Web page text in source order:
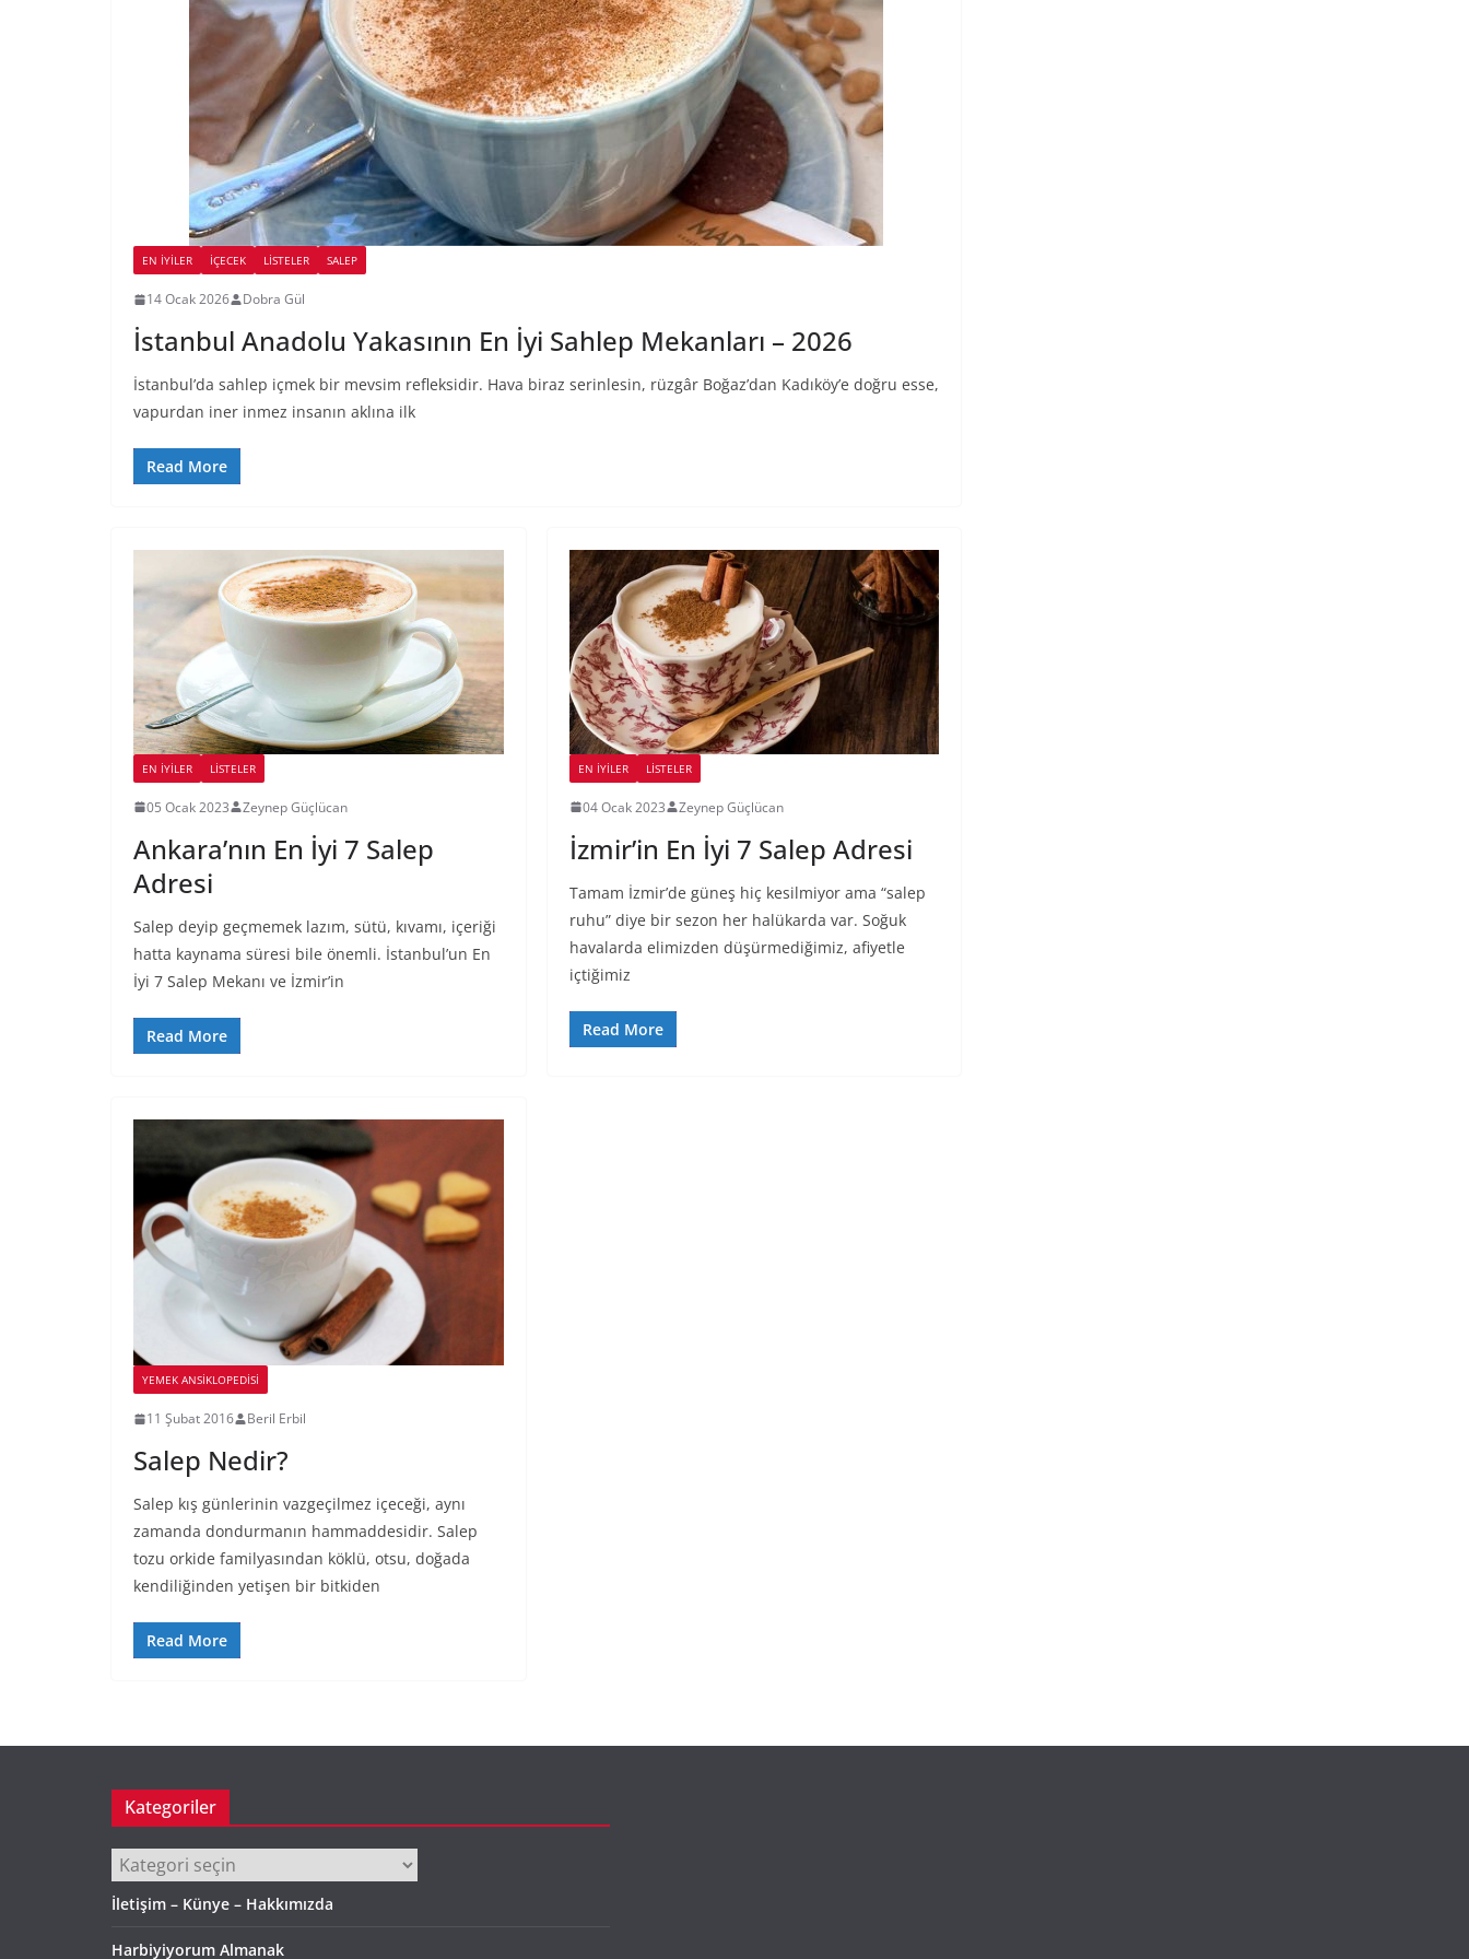
EN İYILER İÇECEK LİSTELER SALEP
14 Ocak 2026 Dobra Gül
İstanbul Anadolu Yakasının En İyi Sahlep Mekanları – 2026
İstanbul’da sahlep içmek bir mevsim refleksidir. Hava biraz serinlesin, rüzgâr Boğaz’dan Kadıköy’e doğru esse,
vapurdan iner inmez insanın aklına ilk
Read More
EN İYILER LİSTELER
05 Ocak 2023 Zeynep Güçlücan
Ankara’nın En İyi 7 Salep
Adresi
Salep deyip geçmemek lazım, sütü, kıvamı, içeriği
hatta kaynama süresi bile önemli. İstanbul’un En
İyi 7 Salep Mekanı ve İzmir’in
Read More
EN İYILER LİSTELER
04 Ocak 2023 Zeynep Güçlücan
İzmir’in En İyi 7 Salep Adresi
Tamam İzmir’de güneş hiç kesilmiyor ama “salep
ruhu” diye bir sezon her halükarda var. Soğuk
havalarda elimizden düşürmediğimiz, afiyetle
içtiğimiz
Read More
YEMEK ANSİKLOPEDİSİ
11 Şubat 2016 Beril Erbil
Salep Nedir?
Salep kış günlerinin vazgeçilmez içeceği, aynı
zamanda dondurmanın hammaddesidir. Salep
tozu orkide familyasından köklü, otsu, doğada
kendiliğinden yetişen bir bitkiden
Read More
Kategoriler
Kategoriler
İletişim – Künye – Hakkımızda
Harbiyiyorum Almanak